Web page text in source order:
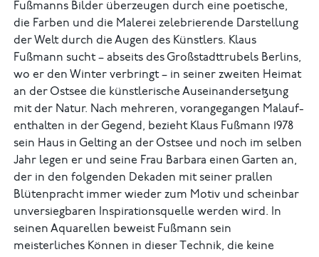
Fußmanns Bilder überzeugen durch eine poetische,
die Farben und die Malerei zelebrierende Darstellung
der Welt durch die Augen des Künstlers. Klaus
Fußmann sucht – abseits des Großstadttrubels Berlins,
wo er den Winter verbringt – in seiner zweiten Heimat
an der Ostsee die künstlerische Auseinandersetzung
mit der Natur. Nach mehreren, vorangegangen Malauf­
enthalten in der Gegend, bezieht Klaus Fußmann 1978
sein Haus in Gelting an der Ostsee und noch im selben
Jahr legen er und seine Frau Barbara einen Garten an,
der in den folgenden Dekaden mit seiner prallen
Blütenpracht immer wieder zum Motiv und scheinbar
unversiegbaren Inspirationsquelle werden wird. In
seinen Aquarellen beweist Fußmann sein
meisterliches Können in dieser Technik, die keine